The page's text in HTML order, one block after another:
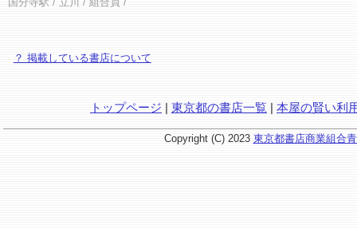
？ 掲載している書店について
トップページ | 東京都の書店一覧 | 本屋の賢い利
Copyright (C) 2023 東京都書店商業組合